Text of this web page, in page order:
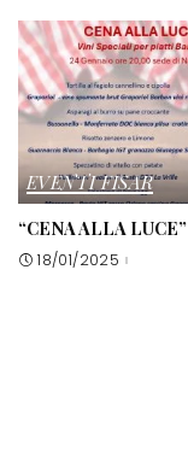
EVENTI FISAR
“CENA ALLA LUCE”
18/01/2025